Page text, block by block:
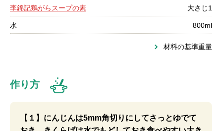
李錦記鶏がらスープの素 大さじ1
水 800ml
材料の基準重量
作り方
【１】にんじんは5mm角切りにしてさっとゆでて